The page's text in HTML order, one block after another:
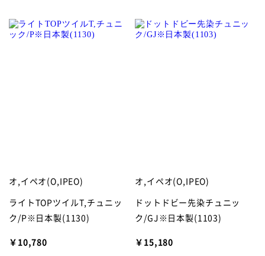
オ,イペオ(O,IPEO)
ライトTOPツイルT,チュニッ
ク/P※日本製(1130)
￥10,780
オ,イペオ(O,IPEO)
ドットドビー先染チュニッ
ク/GJ※日本製(1103)
￥15,180